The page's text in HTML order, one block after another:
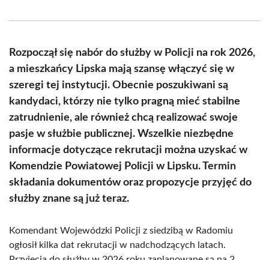
(Twitter)
Rozpoczął się nabór do służby w Policji na rok 2026,
a mieszkańcy Lipska mają szansę włączyć się w
szeregi tej instytucji. Obecnie poszukiwani są
kandydaci, którzy nie tylko pragną mieć stabilne
zatrudnienie, ale również chcą realizować swoje
pasje w służbie publicznej. Wszelkie niezbędne
informacje dotyczące rekrutacji można uzyskać w
Komendzie Powiatowej Policji w Lipsku. Termin
składania dokumentów oraz propozycje przyjęć do
służby znane są już teraz.
Komendant Wojewódzki Policji z siedzibą w Radomiu
ogłosił kilka dat rekrutacji w nadchodzących latach.